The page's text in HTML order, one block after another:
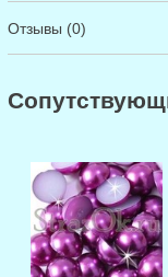
Отзывы (0)